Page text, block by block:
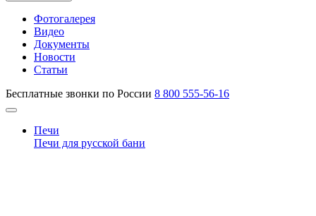
Фотогалерея
Видео
Документы
Новости
Статьи
Бесплатные звонки по России 8 800 555-56-16
Печи
Печи для русской бани